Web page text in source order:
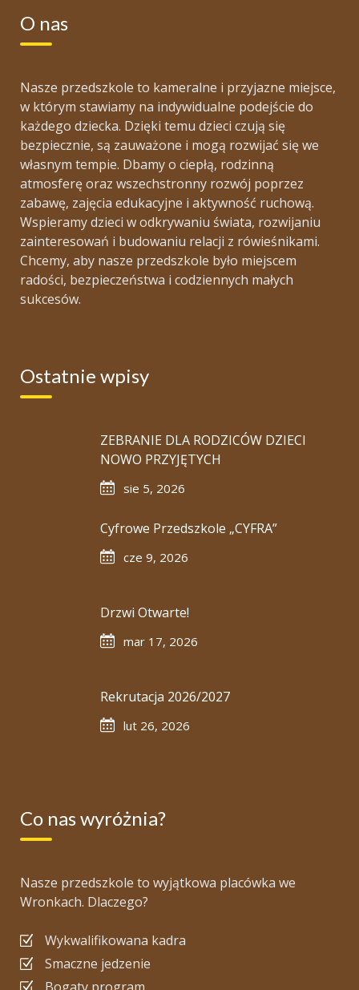
O nas
Nasze przedszkole to kameralne i przyjazne miejsce,
w którym stawiamy na indywidualne podejście do
każdego dziecka. Dzięki temu dzieci czują się
bezpiecznie, są zauważone i mogą rozwijać się we
własnym tempie. Dbamy o ciepłą, rodzinną
atmosferę oraz wszechstronny rozwój poprzez
zabawę, zajęcia edukacyjne i aktywność ruchową.
Wspieramy dzieci w odkrywaniu świata, rozwijaniu
zainteresowań i budowaniu relacji z rówieśnikami.
Chcemy, aby nasze przedszkole było miejscem
radości, bezpieczeństwa i codziennych małych
sukcesów.
Ostatnie wpisy
ZEBRANIE DLA RODZICÓW DZIECI
NOWO PRZYJĘTYCH
sie 5, 2026
Cyfrowe Przedszkole „CYFRA”
cze 9, 2026
Drzwi Otwarte!
mar 17, 2026
Rekrutacja 2026/2027
lut 26, 2026
Co nas wyróżnia?
Nasze przedszkole to wyjątkowa placówka we
Wronkach. Dlaczego?
Wykwalifikowana kadra
Smaczne jedzenie